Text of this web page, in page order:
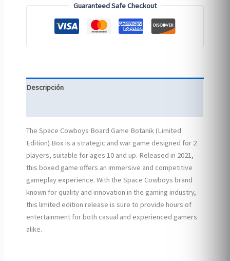
Guaranteed Safe Checkout
Descripción
The Space Cowboys Board Game Botanik (Limited
Edition) Box is a strategic and war game designed for 2
players, suitable for ages 10 and up. Released in 2021,
this boxed game offers an immersive and competitive
gameplay experience. With the Space Cowboys brand
known for quality and innovation in the gaming industry,
this limited edition release is sure to provide hours of
entertainment for both casual and experienced gamers
alike.